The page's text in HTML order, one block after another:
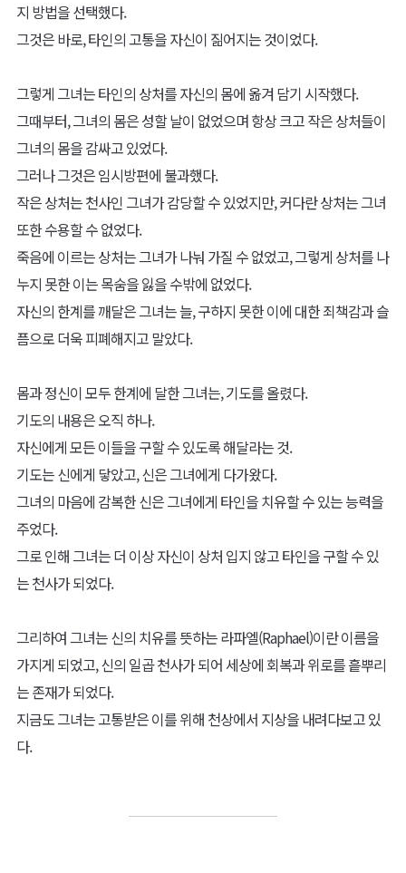
지 방법을 선택했다.
그것은 바로, 타인의 고통을 자신이 짊어지는 것이었다.
그렇게 그녀는 타인의 상처를 자신의 몸에 옮겨 담기 시작했다.
그때부터, 그녀의 몸은 성할 날이 없었으며 항상 크고 작은 상처들이
그녀의 몸을 감싸고 있었다.
그러나 그것은 임시방편에 불과했다.
작은 상처는 천사인 그녀가 감당할 수 있었지만, 커다란 상처는 그녀
또한 수용할 수 없었다.
죽음에 이르는 상처는 그녀가 나눠 가질 수 없었고, 그렇게 상처를 나
누지 못한 이는 목숨을 잃을 수밖에 없었다.
자신의 한계를 깨달은 그녀는 늘, 구하지 못한 이에 대한 죄책감과 슬
픔으로 더욱 피폐해지고 말았다.
몸과 정신이 모두 한계에 달한 그녀는, 기도를 올렸다.
기도의 내용은 오직 하나.
자신에게 모든 이들을 구할 수 있도록 해달라는 것.
기도는 신에게 닿았고, 신은 그녀에게 다가왔다.
그녀의 마음에 감복한 신은 그녀에게 타인을 치유할 수 있는 능력을
주었다.
그로 인해 그녀는 더 이상 자신이 상처 입지 않고 타인을 구할 수 있
는 천사가 되었다.
그리하여 그녀는 신의 치유를 뜻하는 라파엘(Raphael)이란 이름을
가지게 되었고, 신의 일곱 천사가 되어 세상에 회복과 위로를 흩뿌리
는 존재가 되었다.
지금도 그녀는 고통받은 이를 위해 천상에서 지상을 내려다보고 있
다.